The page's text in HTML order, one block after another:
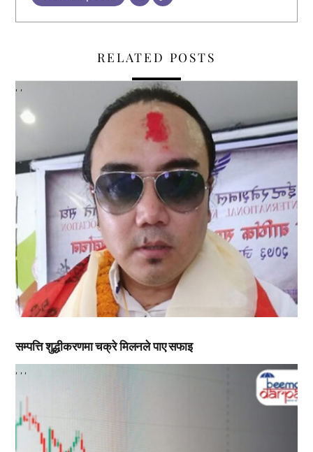
RELATED POSTS
, ,
सम्पत्ति शुद्धीकरणमा चक्रे मिलनले पाए सफाइ
, , ,